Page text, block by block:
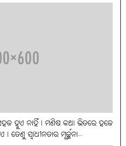
ହୁଏ ନାହିଁ। ମଣିଷ କଥା ଭିତରେ ହଜେ
ସ୍ବାଧୀନତାର ମୂର୍ଚ୍ଛନା..